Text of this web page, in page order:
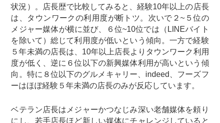
状況）。店長歴で比較してみると、経験10年以上の店長
は、タウンワークの利用度が断トツ。次いで２~５位の
メジャー媒体が横に並び、６位~10位では（LINEバイト
を除いて）総じて利用度が低いという傾向。一方で経験
５年未満の店長は、10年以上店長よりタウンワーク利用
度が低く、逆に６位以下の新興媒体利用が高いという傾
向。特に８位以下のグルメキャリー、indeed、フーズフ
ーはほぼ経験５年未満の店長のみが反応しています。
ベテラン店長はメジャーかつなじみ深い老舗媒体を頼り
にし、若手店長ほど新しい媒体にチャレンジしていると